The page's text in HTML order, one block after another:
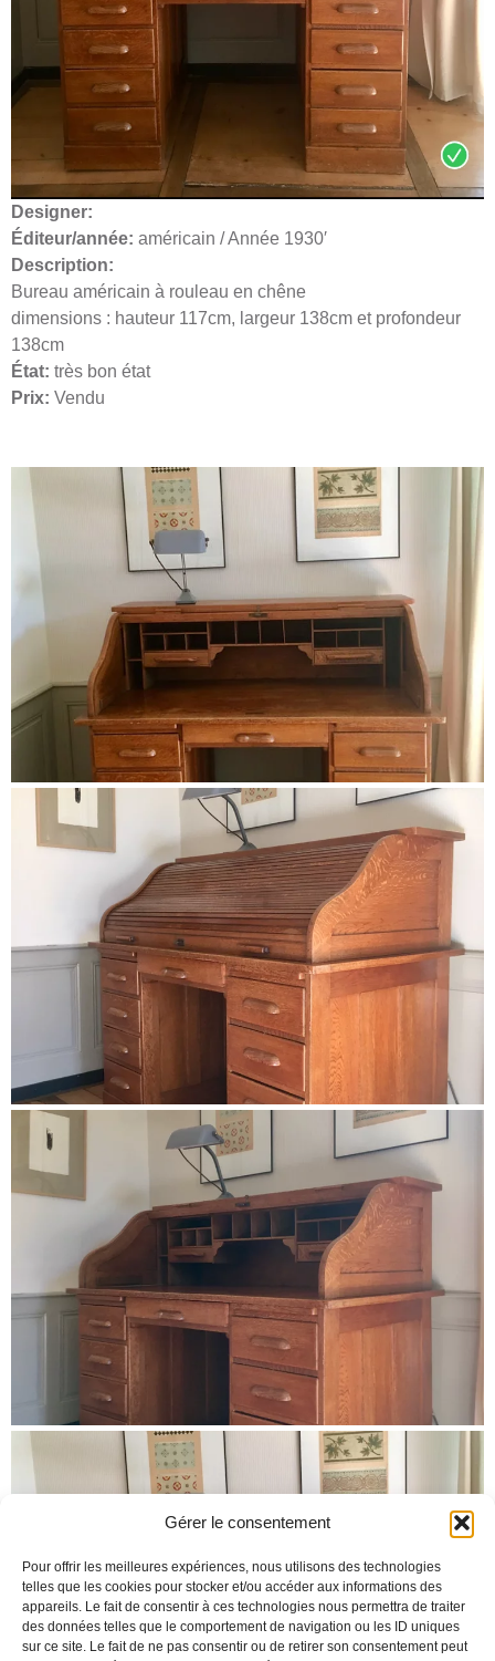
Gérer le consentement
Pour offrir les meilleures expériences, nous utilisons des technologies
telles que les cookies pour stocker et/ou accéder aux informations des
appareils. Le fait de consentir à ces technologies nous permettra de traiter
des données telles que le comportement de navigation ou les ID uniques
sur ce site. Le fait de ne pas consentir ou de retirer son consentement peut
Designer:
Éditeur/année: américain / Année 1930′
Description:
Bureau américain à rouleau en chêne
dimensions : hauteur 117cm, largeur 138cm et profondeur
138cm
État: très bon état
Prix: Vendu